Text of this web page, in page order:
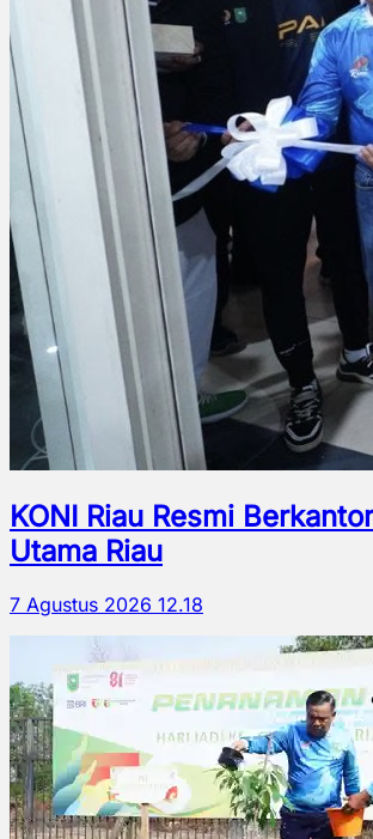
KONI Riau Resmi
Utama Riau
7 Agustus 2026 12.18